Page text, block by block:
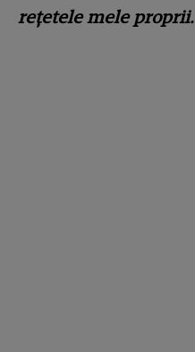
rețetele mele proprii.